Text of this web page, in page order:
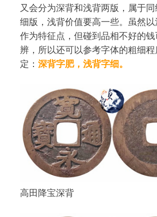
又会分为深背和浅背两版，属于
细版，浅背价值要高一些。虽然
作为特征点，但碰到品相不好的
辨，所以还可以参考字体的粗细
定： 深背字肥，浅背字细。
高田降宝深背